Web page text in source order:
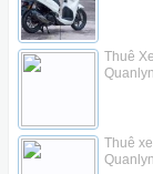
Thuê
Thuê